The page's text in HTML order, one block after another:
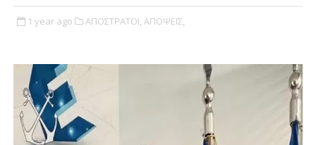
1 year ago ΑΠΟΣΤΡΑΤΟΙ, ΑΠΟΨΕΙΣ,